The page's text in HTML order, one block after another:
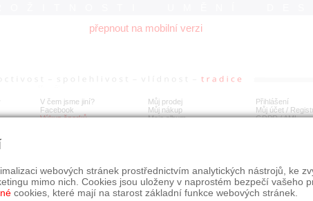
přepnout na mobilní verzi
V čem jsme jiní?
Facebook
Výkup šperků
Můj prodej
Můj nákup
Moje album
Přihlášení
Můj účet /
GDPR/AML
jednoplamenný stříbrný svícen
webových stránek prostřednictvím analytických nástrojů, ke
mimo nich. Cookies jsou uloženy v naprostém bezpečí vašeho
cookies, které mají na starost základní funkce webových stránek.